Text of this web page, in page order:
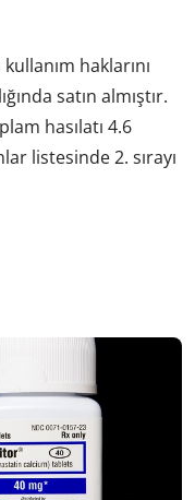
kullanım haklarını
satın almıştır.
hasılatı 4.6
listesinde 2. sırayı